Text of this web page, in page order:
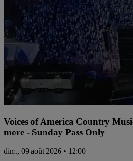
Voices of America Country
more - Sunday Pass Only
dim., 09 août 2026 • 12:00